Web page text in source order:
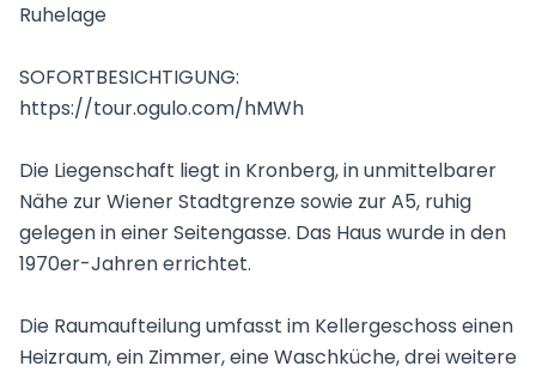
Ruhelage
SOFORTBESICHTIGUNG:
https://tour.ogulo.com/hMWh
Die Liegenschaft liegt in Kronberg, in unmittelbarer
Nähe zur Wiener Stadtgrenze sowie zur A5, ruhig
gelegen in einer Seitengasse. Das Haus wurde in den
1970er-Jahren errichtet.
Die Raumaufteilung umfasst im Kellergeschoss einen
Heizraum, ein Zimmer, eine Waschküche, drei weitere